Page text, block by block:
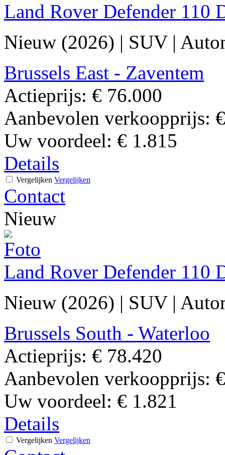
Land Rover Defender 110
Nieuw (2026) | SUV|
Brussels East - Zaventem
Actieprijs: € 76.000
Aanbevolen verkoopprijs:
Uw voordeel: € 1.815
Details
Vergelijken Vergelijken
Contact
Nieuw
Land Rover Defender 110
Nieuw (2026) | SUV|
Brussels South - Waterloo
Actieprijs: € 78.420
Aanbevolen verkoopprijs:
Uw voordeel: € 1.821
Details
Vergelijken Vergelijken